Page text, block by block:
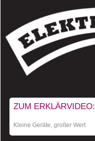
ZUM ERKLÄRVIDEO:
Kleine Geräte, großer Wert